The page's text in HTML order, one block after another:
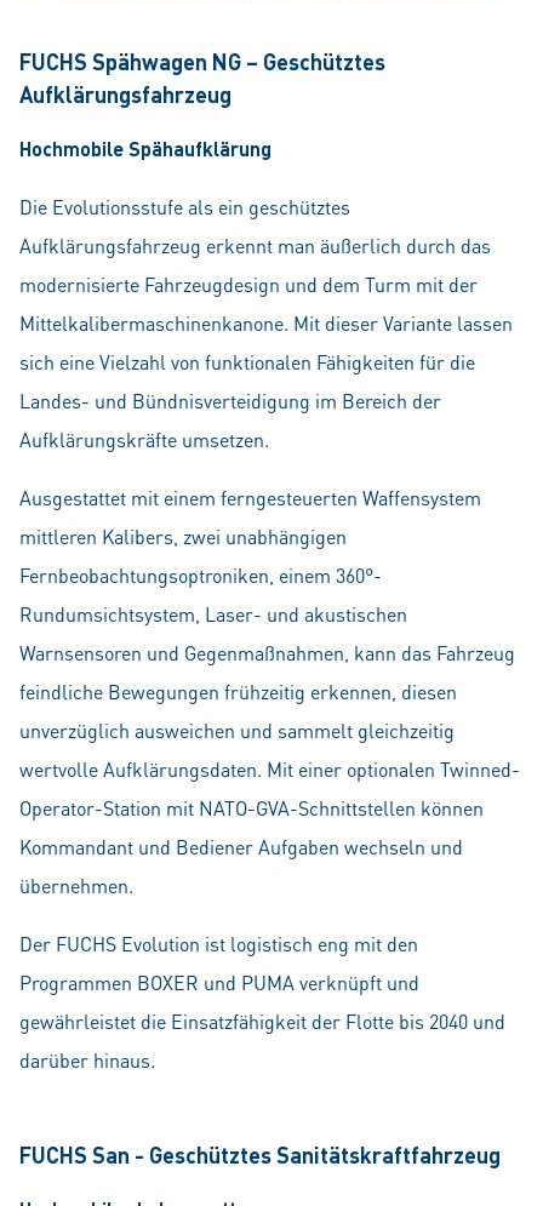
FUCHS Spähwagen NG – Geschütztes
Aufklärungsfahrzeug
Hochmobile Spähaufklärung
Die Evolutionsstufe als ein geschütztes
Aufklärungsfahrzeug erkennt man äußerlich durch das
modernisierte Fahrzeugdesign und dem Turm mit der
Mittelkalibermaschinenkanone. Mit dieser Variante lassen
sich eine Vielzahl von funktionalen Fähigkeiten für die
Landes- und Bündnisverteidigung im Bereich der
Aufklärungskräfte umsetzen.
Ausgestattet mit einem ferngesteuerten Waffensystem
mittleren Kalibers, zwei unabhängigen
Fernbeobachtungsoptroniken, einem 360°-
Rundumsichtsystem, Laser- und akustischen
Warnsensoren und Gegenmaßnahmen, kann das Fahrzeug
feindliche Bewegungen frühzeitig erkennen, diesen
unverzüglich ausweichen und sammelt gleichzeitig
wertvolle Aufklärungsdaten. Mit einer optionalen Twinned-
Operator-Station mit NATO-GVA-Schnittstellen können
Kommandant und Bediener Aufgaben wechseln und
übernehmen.
Der FUCHS Evolution ist logistisch eng mit den
Programmen BOXER und PUMA verknüpft und
gewährleistet die Einsatzfähigkeit der Flotte bis 2040 und
darüber hinaus.
FUCHS San - Geschütztes Sanitätskraftfahrzeug